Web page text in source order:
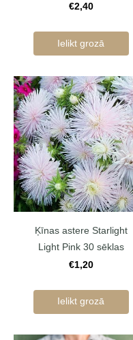
€2,40
Ielikt grozā
Ķīnas astere Starlight
Light Pink 30 sēklas
€1,20
Ielikt grozā